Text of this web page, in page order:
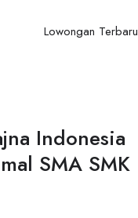
Lowongan Terbaru
Indonesia
SMA SMK